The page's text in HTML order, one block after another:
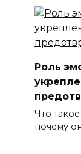
Роль
Что
почему